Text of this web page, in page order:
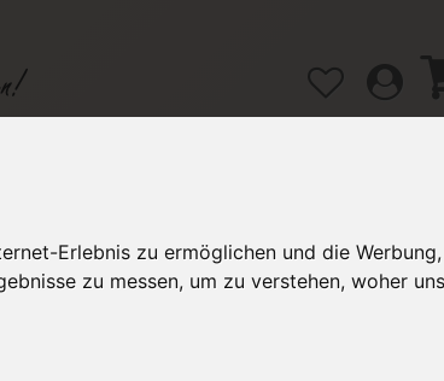
Erlebnis zu ermöglichen und die
zu messen, um zu verstehen, woher
/ Lehrgänge Hilfe / FAQ